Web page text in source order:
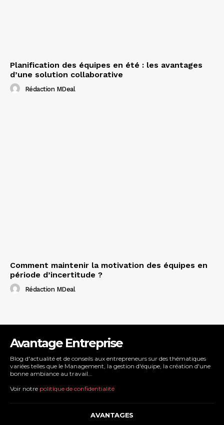
Planification des équipes en été : les avantages
d’une solution collaborative
Rédaction MDeal
Comment maintenir la motivation des équipes en
période d’incertitude ?
Rédaction MDeal
Avantage Entreprise
Blog d'actualité et de conseils aux entrepreneurs sur des thématiques
variées telles que le Management, la gestion d'équipe, la création d'une
bonne ambiance au travail...
Voir notre politique de confidentialité
AVANTAGES